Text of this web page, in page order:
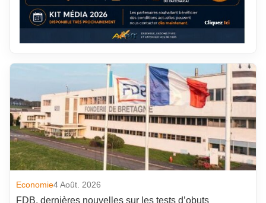
Economie4 Août. 2026
FDB, dernières nouvelles sur les tests d’obuts